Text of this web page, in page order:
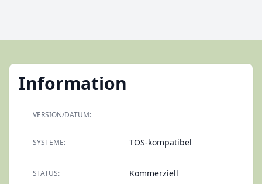
Information
VERSION/DATUM:
SYSTEME: TOS-kompatibel
STATUS: Kommerziell